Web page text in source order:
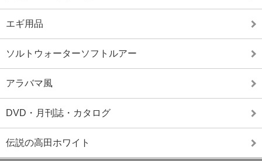
エギ用品
ソルトウォーターソフトルアー
アラバマ風
DVD・月刊誌・カタログ
伝説の高田ホワイト